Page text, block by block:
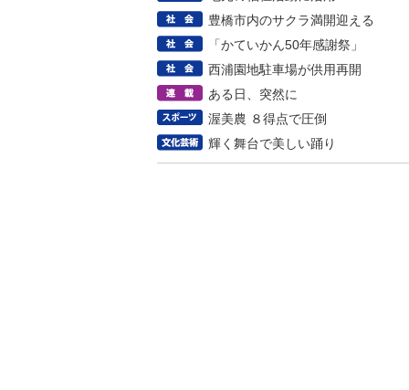
豊橋市内のサクラ満開迎える
「かていかん50年感謝祭」
西浦園地駐車場が供用再開
ある日、突然に
渥美農 ８得点で圧倒
輝く舞台で美しい踊り